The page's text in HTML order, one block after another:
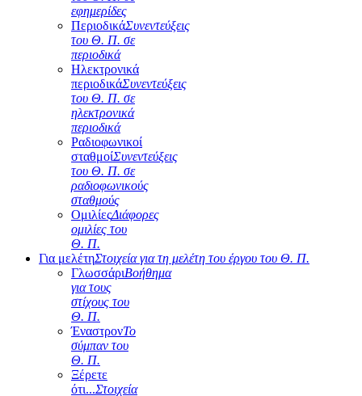
εφημερίδες
ΠεριοδικάΣυνεντεύξεις
του Θ. Π. σε
περιοδικά
Ηλεκτρονικά
περιοδικάΣυνεντεύξεις
του Θ. Π. σε
ηλεκτρονικά
περιοδικά
Ραδιοφωνικοί
σταθμοίΣυνεντεύξεις
του Θ. Π. σε
ραδιοφωνικούς
σταθμούς
ΟμιλίεςΔιάφορες
ομιλίες του
Θ. Π.
Για μελέτηΣτοιχεία για τη μελέτη του έργου του Θ. Π.
ΓλωσσάριΒοήθημα
για τους
στίχους του
Θ. Π.
ΈναστρονΤο
σύμπαν του
Θ. Π.
Ξέρετε
ότι...Στοιχεία